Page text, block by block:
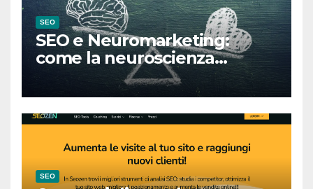
SEO
SEO e Neuromarketing:
come la neuroscienza
rivoluziona l’ottimizzazione
per i motori di ricerca
SEO